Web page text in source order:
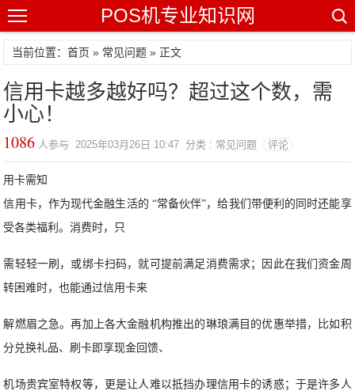
POS机专业知识网
当前位置：首页 » 常见问题 » 正文
信用卡越多越好吗？超过这个数，需
小心！
1086 人参与 2025年03月26日 10:47 分类 : 常见问题 评论
用卡需知
信用卡，作为现代金融生活的 “常备伙伴”，给我们带便利的同时还能享
受各类福利。消费时，只
需轻轻一刷，或绑卡扫码，就可提前满足消费需求；
因此在我们资金周
转困难时，也能通过信用卡来
解燃眉之急。再加上各大金融机构推出的琳琅满目的优惠举措，比如积
分兑换礼品、刷卡即享现金回馈、
机场贵宾室特权等，更是让人难以抵挡办理信用卡的诱惑； 于是许多人